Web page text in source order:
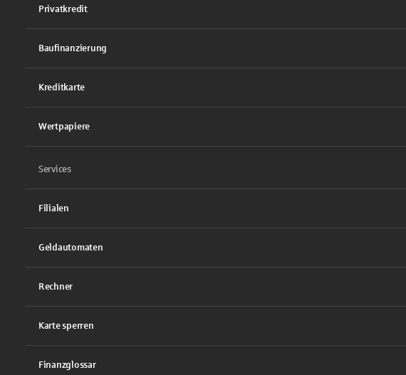
Privatkredit
Baufinanzierung
Kreditkarte
Wertpapiere
Services
Filialen
Geldautomaten
Rechner
Karte sperren
Finanzglossar